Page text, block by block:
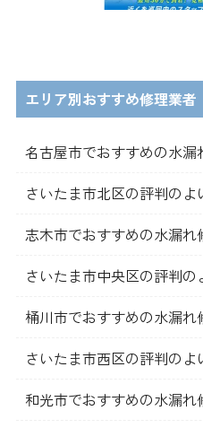
エリア別おすすめ修理業者
名古屋市でおすすめの水漏
さいたま市北区の評判のよ
志木市でおすすめの水漏れ
さいたま市中央区の評判の
桶川市でおすすめの水漏れ
さいたま市西区の評判のよ
和光市でおすすめの水漏れ